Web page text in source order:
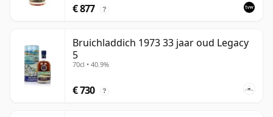
€ 877 ?
Bruichladdich 1973 33 jaar oud Legacy
5
70cl • 40.9%
€ 730 ?